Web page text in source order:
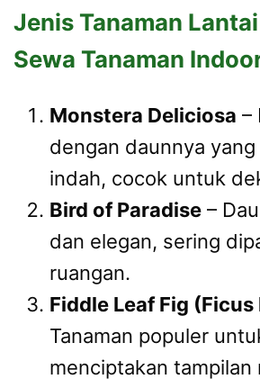
Jenis Tanaman
Sewa Tanaman
Monstera Deliciosa –
dengan daunnya
indah, cocok untuk
Bird of Paradise –
dan elegan, sering
ruangan.
Fiddle Leaf Fig
Tanaman populer
menciptakan tampilan